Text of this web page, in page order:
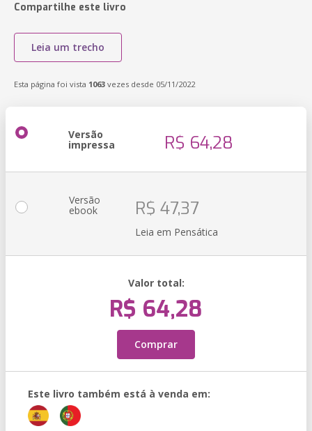
Compartilhe este livro
Leia um trecho
Esta página foi vista 1063 vezes desde 05/11/2022
Versão
impressa R$ 64,28
Versão
ebook R$ 47,37
Leia em Pensática
Valor total:
R$ 64,28
Comprar
Este livro também está à venda em: